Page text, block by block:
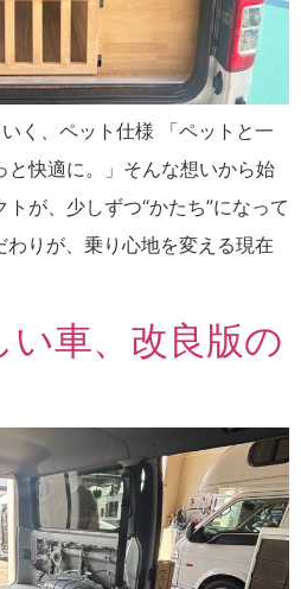
く、ペット仕様 「ペットと一
と快適に。」そんな想いから始
が、少しずつ“かたち”になって
りが、乗り心地を変える現在
車、改良版の